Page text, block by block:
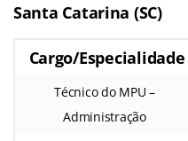
Santa Catarina (SC)
Cargo/Especialidade
Técnico do MPU –
Administração